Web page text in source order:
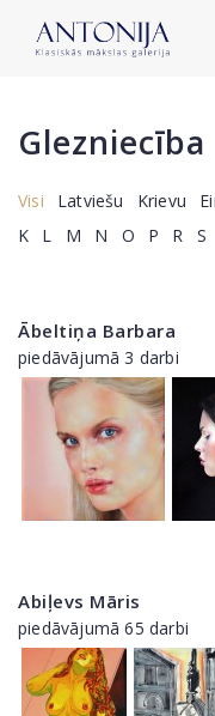
Glezniecība
Visi Latviešu Krievu
K
L M N O P R S
Ābeltiņa Barbara
piedāvājumā 3 darbi
Abiļevs Māris
piedāvājumā 65 darbi